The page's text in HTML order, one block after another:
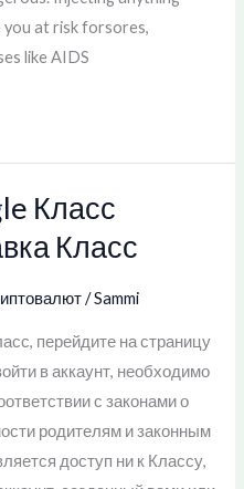
you at risk forsores,
like AIDS
Класс
Класс
/Sammi
перейдите на страницу
в аккаунт, необходимо
с законами о
родителям и законным
доступ ни к Классу,